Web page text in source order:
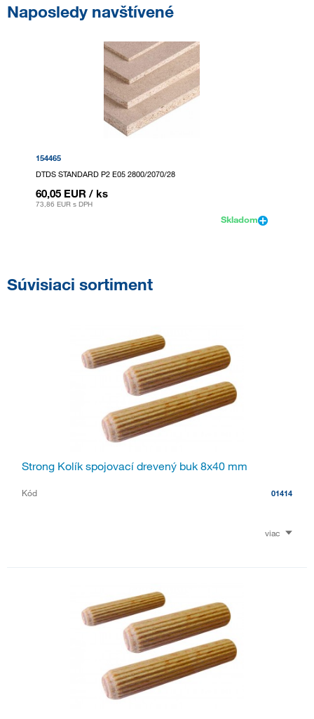
Naposledy navštívené
154465
DTDS STANDARD P2 E05 2800/2070/28
60,05 EUR / ks
73,86 EUR s DPH
Skladom
Súvisiaci sortiment
Strong Kolík spojovací drevený buk 8x40 mm
Kód 01414
viac